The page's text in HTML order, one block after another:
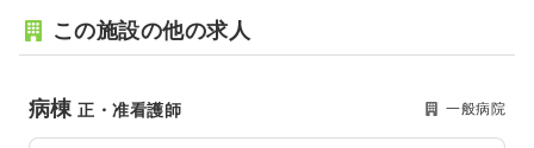
この施設の他の求人
病棟正・准看護師 一般病院